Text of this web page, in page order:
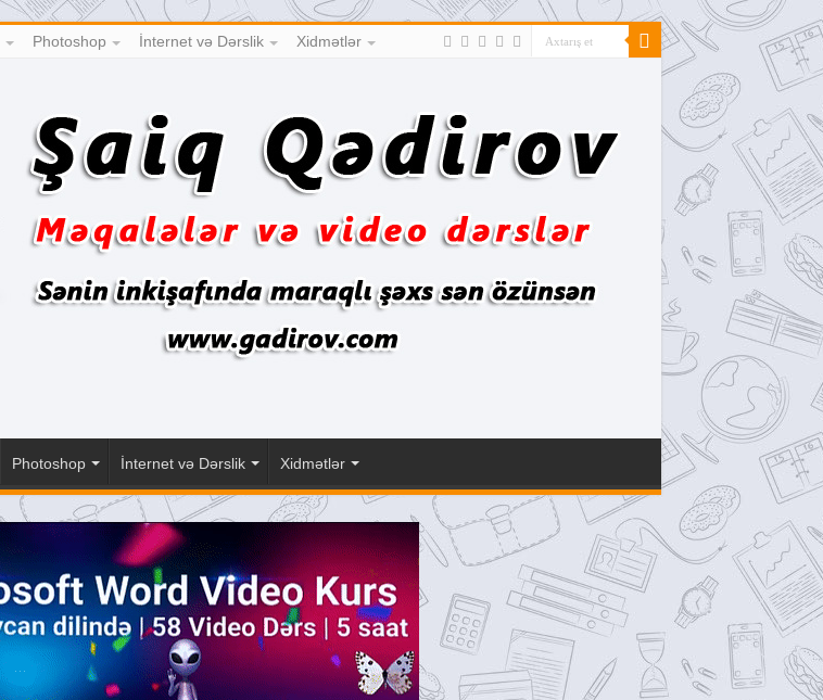
Photoshop İnternet və Dərslik Xidmətlər
Photoshop İnternet və Dərslik Xidmətlər